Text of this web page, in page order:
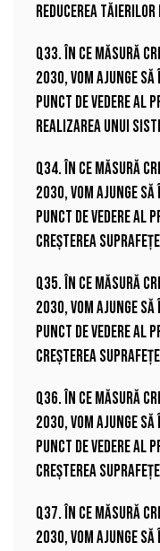
Reducerea tăierilor
Q33. În ce măsură
2030, vom ajunge
punct de vedere al
Realizarea unui
Q34. În ce măsură
2030, vom ajunge
punct de vedere al
Creșterea
Q35. În ce măsură
2030, vom ajunge
punct de vedere al
Creșterea
Q36. În ce măsură
2030, vom ajunge
punct de vedere al
Creșterea
Q37. În ce măsură
2030, vom ajunge